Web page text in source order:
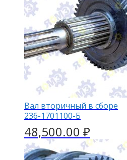
Вал вторичный в сборе
236-1701100-Б
48,500.00 ₽